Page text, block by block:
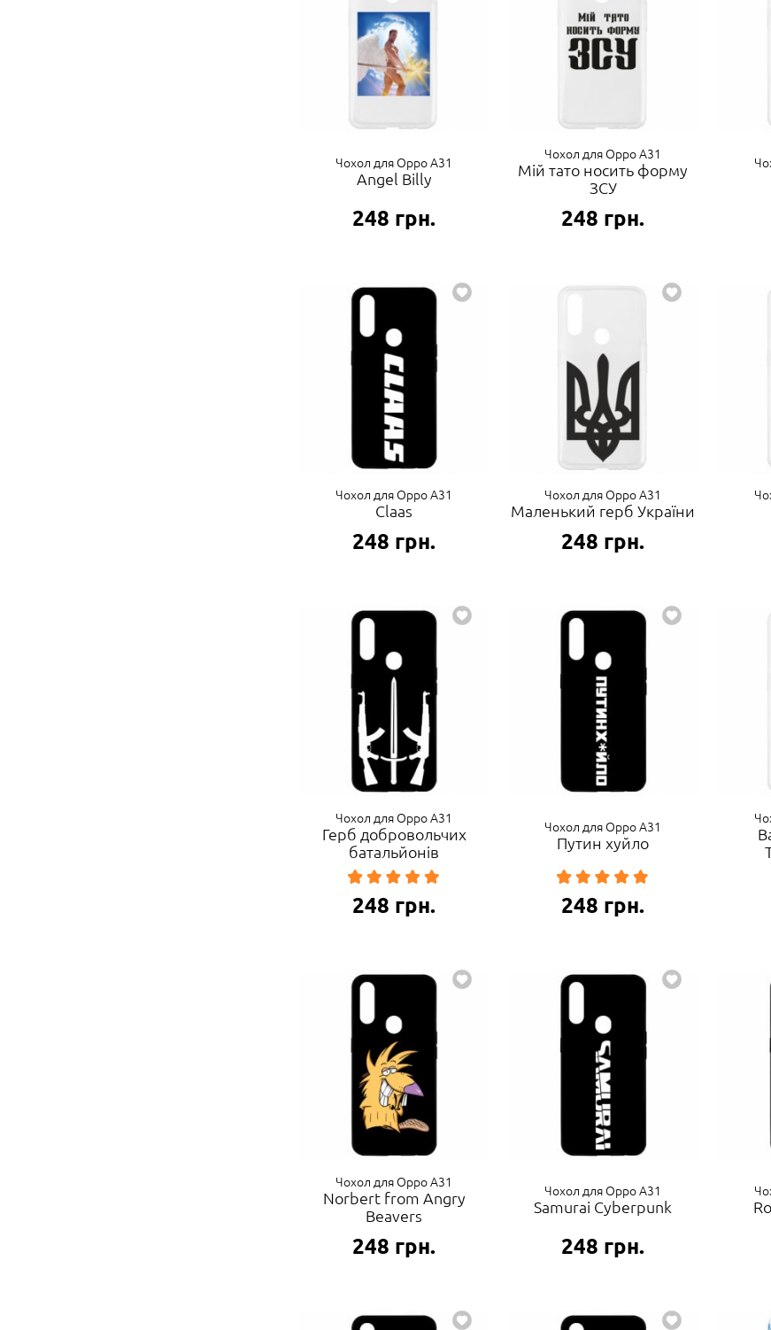
Чохол для Oppo A31
Angel Billy
248 грн.
Чохол для Oppo A31
Мій тато носить форму
ЗСУ
248 грн.
Чохол для Oppo A31
Claas
248 грн.
Чохол для Oppo A31
Маленький герб України
248 грн.
Чохол для Oppo A31
Герб добровольчих
батальйонів
248 грн.
Чохол для Oppo A31
Путин хуйло
248 грн.
Чохол для Oppo A31
Norbert from Angry
Beavers
248 грн.
Чохол для Oppo A31
Samurai Cyberpunk
248 грн.